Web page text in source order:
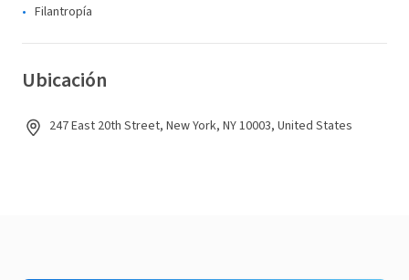
Filantropía
Ubicación
247 East 20th Street, New York, NY 10003, United States